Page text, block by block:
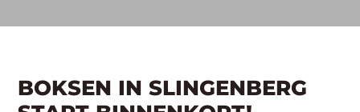
BOKSEN IN SLINGENBERG